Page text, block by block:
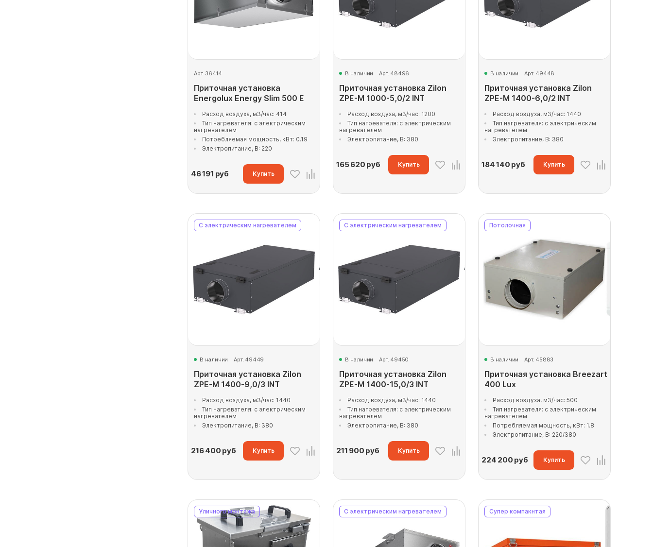
Арт. 36414
Приточная установка
Energolux Energy Slim 500 E
Расход воздуха, м3/час: 414
Тип нагревателя: с электрическим
нагревателем
Потребляемая мощность, кВт: 0.19
Электропитание, В: 220
46 191 руб Купить
В наличии Арт. 48496
Приточная установка Zilon
ZPE-M 1000-5,0/2 INT
Расход воздуха, м3/час: 1200
Тип нагревателя: с электрическим
нагревателем
Электропитание, В: 380
165 620 руб Купить
В наличии Арт. 49448
Приточная установка Zilon
ZPE-M 1400-6,0/2 INT
Расход воздуха, м3/час: 1440
Тип нагревателя: с электрическим
нагревателем
Электропитание, В: 380
184 140 руб Купить
С электрическим нагревателем
В наличии Арт. 49449
Приточная установка Zilon
ZPE-M 1400-9,0/3 INT
Расход воздуха, м3/час: 1440
Тип нагревателя: с электрическим
нагревателем
Электропитание, В: 380
216 400 руб Купить
С электрическим нагревателем
В наличии Арт. 49450
Приточная установка Zilon
ZPE-M 1400-15,0/3 INT
Расход воздуха, м3/час: 1440
Тип нагревателя: с электрическим
нагревателем
Электропитание, В: 380
211 900 руб Купить
Потолочная
В наличии Арт. 45883
Приточная установка Breezart
400 Lux
Расход воздуха, м3/час: 500
Тип нагревателя: с электрическим
нагревателем
Потребляемая мощность, кВт: 1.8
Электропитание, В: 220/380
224 200 руб Купить
Уличного монтажа С электрическим нагревателем Супер компакнтая